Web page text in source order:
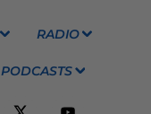
RADIO
PODCASTS